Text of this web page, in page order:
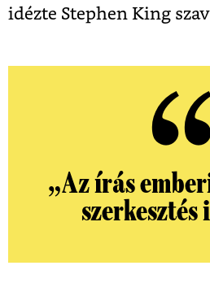
idézte Stephen King
„Az írás